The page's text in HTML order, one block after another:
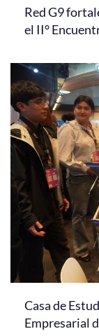
Red G9
el II°
Casa de
Empresarial